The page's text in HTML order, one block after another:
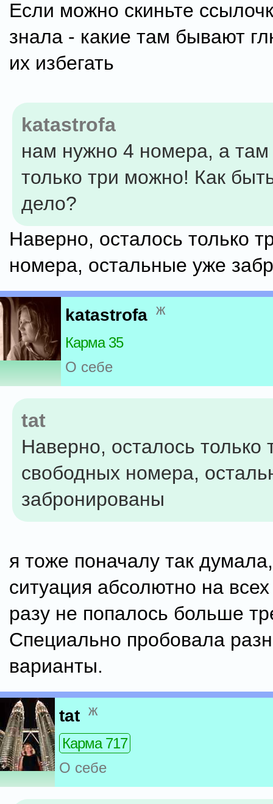
Если можно скиньте
знала - какие там бывают
их избегать
katastrofa
нам нужно 4 номера, а там
только три можно! Как
дело?
Наверно, осталось только
номера, остальные уже
katastrofa ж
Карма 35
О себе
tat
Наверно, осталось только
свободных номера,
забронированы
я тоже поначалу так
ситуация абсолютно на
разу не попалось больше
Специально пробовала
варианты.
tat ж
Карма 717
О себе